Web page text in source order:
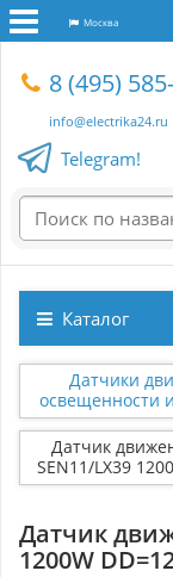
Москва
8 (495)
info@electrika24.ru
Telegram!
Каталог
Датчики
освещенности
Датчик
SEN11/LX39
IP44180°
Датчик
1200W